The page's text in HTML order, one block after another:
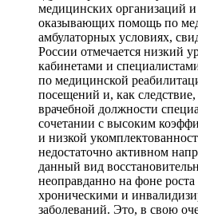
медицинских организаций и
оказывающих помощь по
амбулаторных условиях,
России отмечается низкий
кабинетами и
по медицинской
посещений и, как
врачебной должности
сочетании с высоким
и низкой
недостаточно активном
данный вид
неоправданно на фоне
хроническими и
заболеваний. Это, в свою